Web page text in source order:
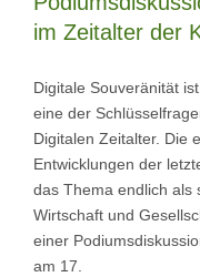
im Zeitalter der
Digitale Souveränität
eine der
Digitalen Zeitalter. Die
Entwicklungen der
das Thema endlich als
Wirtschaft und
einer
am 17.